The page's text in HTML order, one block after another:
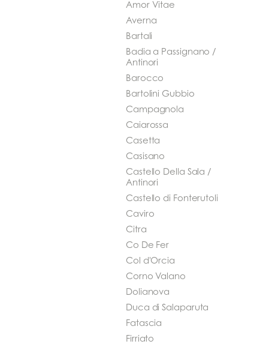
Amor Vitae
Averna
Bartali
Badia a Passignano /
Antinori
Barocco
Bartolini Gubbio
Campagnola
Caiarossa
Casetta
Casisano
Castello Della Sala /
Antinori
Castello di Fonterutoli
Caviro
Citra
Co De Fer
Col d'Orcia
Corno Valano
Dolianova
Duca di Salaparuta
Fatascia
Firriato